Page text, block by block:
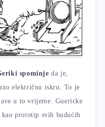
spominje da je,
električnu iskru. To je
u to vrijeme. Guericke
prototip svih budućih